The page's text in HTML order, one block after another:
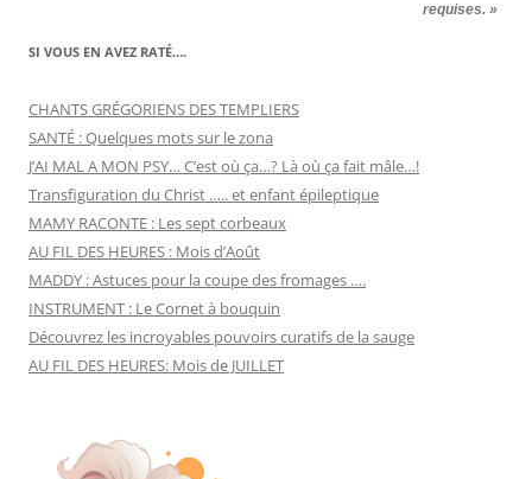
requises. »
SI VOUS EN AVEZ RATÉ….
CHANTS GRÉGORIENS DES TEMPLIERS
SANTÉ : Quelques mots sur le zona
J’AI MAL A MON PSY… C’est où ça…? Là où ça fait mâle…!
Transfiguration du Christ ….. et enfant épileptique
MAMY RACONTE : Les sept corbeaux
AU FIL DES HEURES : Mois d’Août
MADDY : Astuces pour la coupe des fromages ….
INSTRUMENT : Le Cornet à bouquin
Découvrez les incroyables pouvoirs curatifs de la sauge
AU FIL DES HEURES: Mois de JUILLET